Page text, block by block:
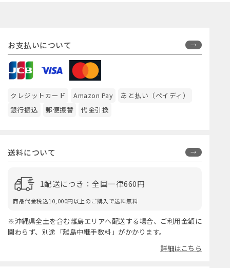
お支払いについて
クレジットカード Amazon Pay
あと払い（ペイディ）
銀行振込
郵便振替 代金引換
送料について
1配送につき：全国一律660円
商品代金税込10,000円以上のご購入で送料無料
※沖縄県全土を含む離島エリアへ配送する場合、ご利用金額に
関わらず、別途「離島中継手数料」がかかります。
詳細はこちら